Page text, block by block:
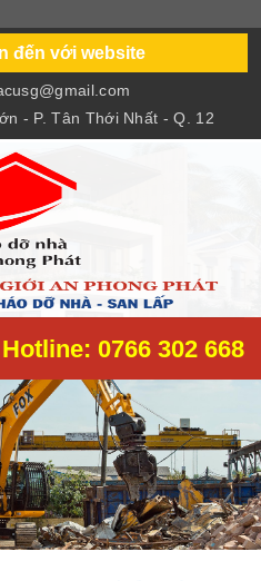
đến với website
- P. Tân Thới Nhất - Q. 12
Hotline: 0766 302 668